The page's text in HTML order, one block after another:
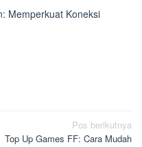
Memperkuat Koneksi
Pos berikutnya
Top Up Games FF: Cara Mudah